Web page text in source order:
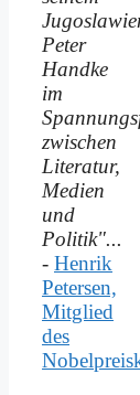
Peter
Handke
im
zwischen
Literatur,
Medien
und
Politik"...
- Henrik
Petersen,
Mitglied
des